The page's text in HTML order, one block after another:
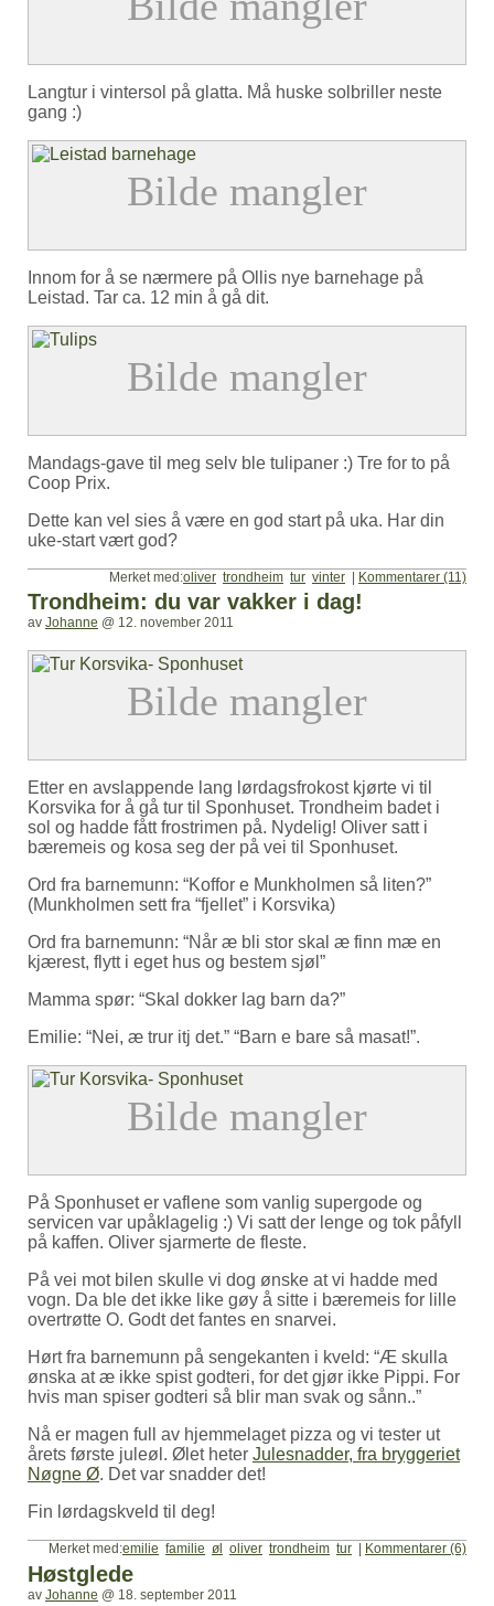
Langtur i vintersol på glatta. Må huske solbriller neste
gang :)
Innom for å se nærmere på Ollis nye barnehage på
Leistad. Tar ca. 12 min å gå dit.
Mandags-gave til meg selv ble tulipaner :) Tre for to på
Coop Prix.
Dette kan vel sies å være en god start på uka. Har din
uke-start vært god?
Merket med:oliver trondheim tur vinter Kommentarer (11)
Trondheim: du var vakker i dag!
av Johanne @ 12. november 2011
Etter en avslappende lang lørdagsfrokost kjørte vi til
Korsvika for å gå tur til Sponhuset. Trondheim badet i
sol og hadde fått frostrimen på. Nydelig! Oliver satt i
bæremeis og kosa seg der på vei til Sponhuset.
Ord fra barnemunn: “Koffor e Munkholmen så liten?”
(Munkholmen sett fra “fjellet” i Korsvika)
Ord fra barnemunn: “Når æ bli stor skal æ finn mæ en
kjærest, flytt i eget hus og bestem sjøl”
Mamma spør: “Skal dokker lag barn da?”
Emilie: “Nei, æ trur itj det.” “Barn e bare så masat!”.
På Sponhuset er vaflene som vanlig supergode og
servicen var upåklagelig :) Vi satt der lenge og tok påfyll
på kaffen. Oliver sjarmerte de fleste.
På vei mot bilen skulle vi dog ønske at vi hadde med
vogn. Da ble det ikke like gøy å sitte i bæremeis for lille
overtrøtte O. Godt det fantes en snarvei.
Hørt fra barnemunn på sengekanten i kveld: “Æ skulla
ønska at æ ikke spist godteri, for det gjør ikke Pippi. For
hvis man spiser godteri så blir man svak og sånn..”
Nå er magen full av hjemmelaget pizza og vi tester ut
årets første juleøl. Ølet heter Julesnadder, fra bryggeriet
Nøgne Ø. Det var snadder det!
Fin lørdagskveld til deg!
Merket med:emilie familie øl oliver trondheim tur Kommentarer (6)
Høstglede
av Johanne @ 18. september 2011